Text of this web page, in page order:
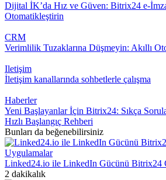
Dijital İK’da Hız ve Güven: Bitrix24 e-
Otomatikleştirin
CRM
Verimlilik Tuzaklarına Düşmeyin: Akıllı
Iletişim
İletişim kanallarında sohbetlerle çalışma
Haberler
Yeni Başlayanlar İçin Bitrix24: Sıkça
Hızlı Başlangıç Rehberi
Bunları da beğenebilirsiniz
Uygulamalar
Linked24.io ile LinkedIn Gücünü Bitrix24
2 dakikalık